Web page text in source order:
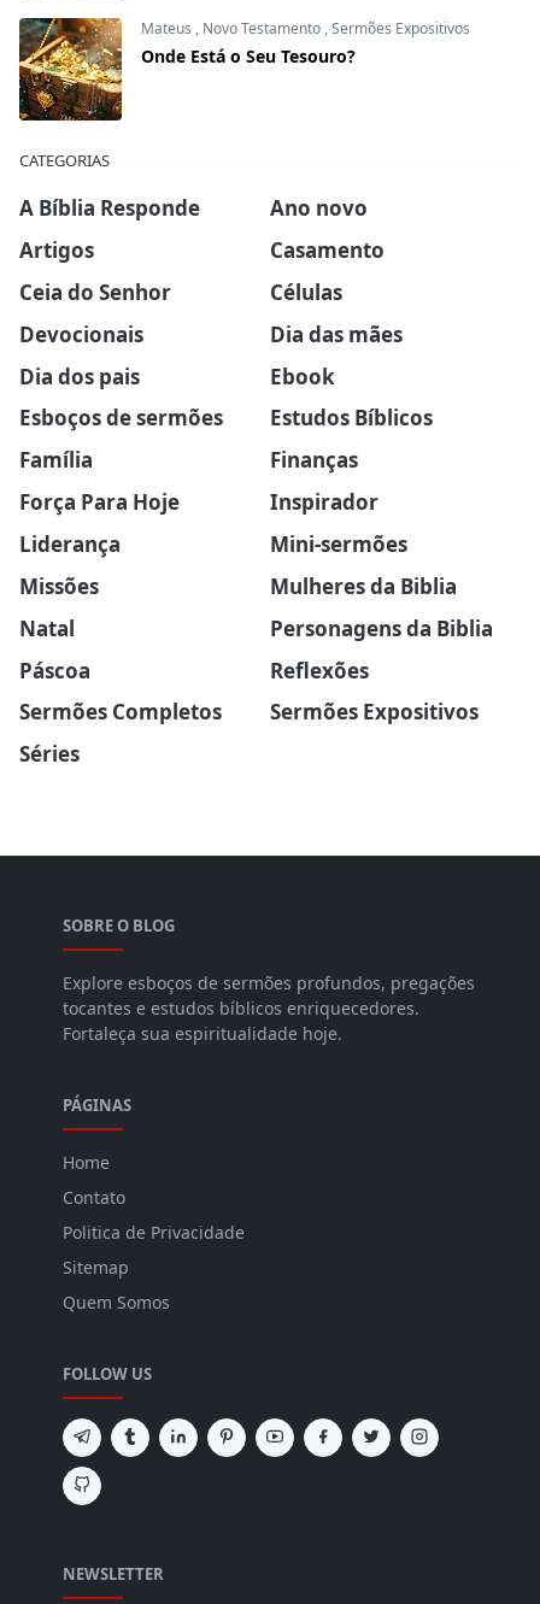
Mateus , Novo Testamento ,Sermões Expositivos
Onde Está o Seu Tesouro?
CATEGORIAS
A Bíblia Responde
Ano novo
Artigos
Casamento
Ceia do Senhor
Células
Devocionais
Dia das mães
Dia dos pais
Ebook
Esboços de sermões
Estudos Bíblicos
Família
Finanças
Força Para Hoje
Inspirador
Liderança
Mini-sermões
Missões
Mulheres da Biblia
Natal
Personagens da Biblia
Páscoa
Reflexões
Sermões Completos
Sermões Expositivos
Séries
SOBRE O BLOG
Explore esboços de sermões profundos, pregações
tocantes e estudos bíblicos enriquecedores.
Fortaleça sua espiritualidade hoje.
PÁGINAS
Home
Contato
Politica de Privacidade
Sitemap
Quem Somos
FOLLOW US
NEWSLETTER